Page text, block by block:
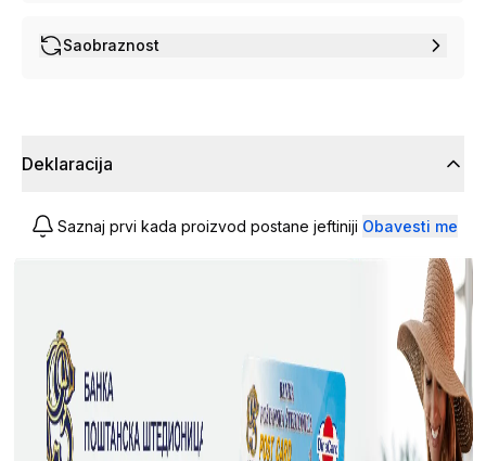
Saobraznost
Deklaracija
Saznaj prvi kada proizvod postane jeftiniji Obavesti me